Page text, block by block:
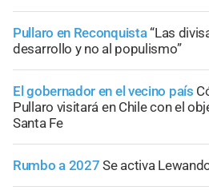
Pullaro en Reconquista“Las
desarrollo y no al populismo”
El gobernador en el vecino país
Pullaro visitará en Chile con el
Santa Fe
Rumbo a 2027 Se activa